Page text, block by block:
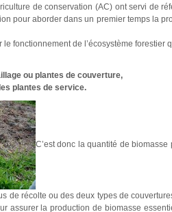
de conservation (AC) ont servi de
pour aborder dans un premier temps la
le fonctionnement de l’écosystème
ou plantes de couverture,
plantes de service.
C’est donc la quantité de
de récolte ou des deux types de
assurer la production de biomasse